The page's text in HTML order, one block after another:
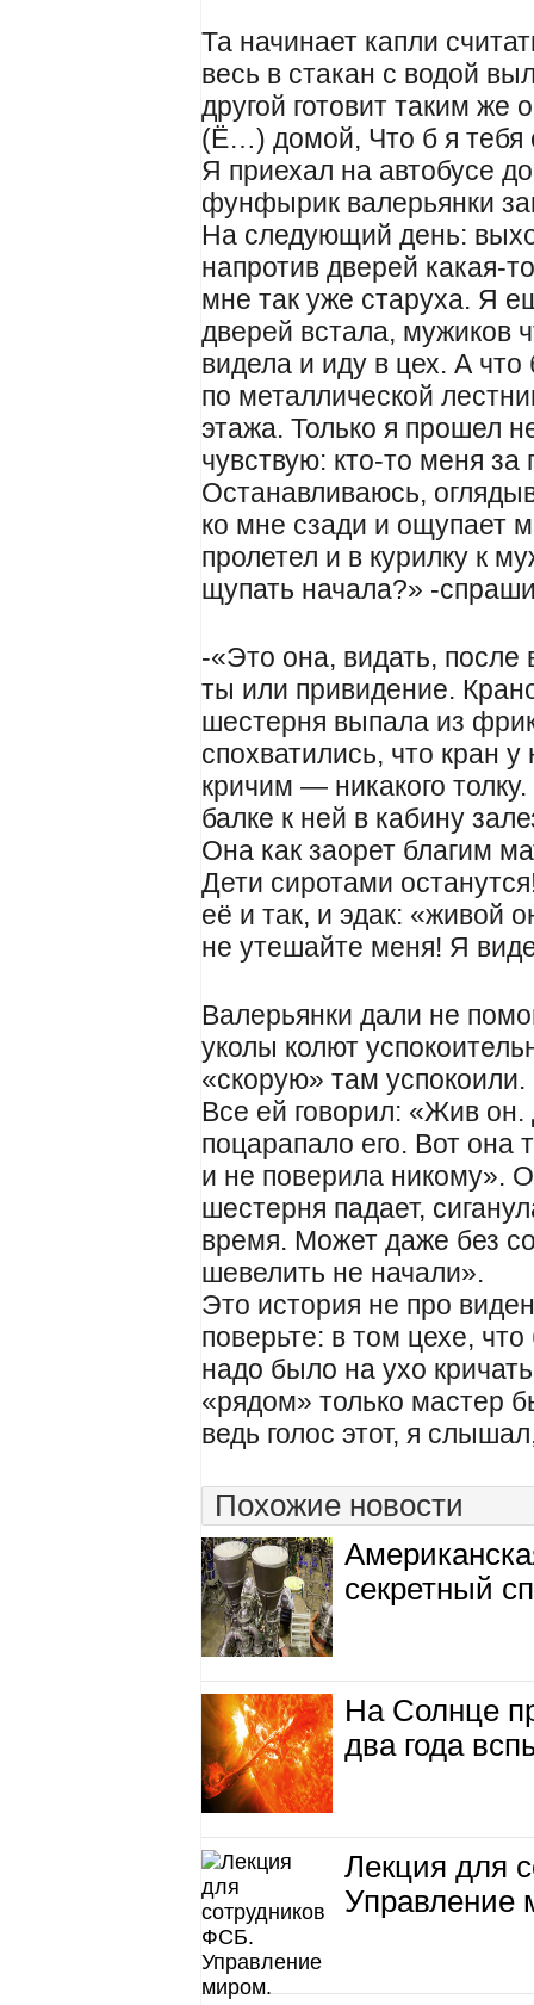
Та начинает капли
весь в стакан с водой
другой готовит таким же
(Ё…) домой, Что б я тебя
Я приехал на автобусе
фунфырик валерьянки
На следующий день:
напротив дверей какая-
мне так уже старуха. Я
дверей встала, мужиков
видела и иду в цех. А
по металлической
этажа. Только я прошел
чувствую: кто-то меня за
Останавливаюсь,
ко мне сзади и ощупает
пролетел и в курилку к
щупать начала?» -
-«Это она, видать, после
ты или привидение.
шестерня выпала из
спохватились, что кран
кричим — никакого
балке к ней в кабину
Она как заорет благим
Дети сиротами
её и так, и эдак: «живой
не утешайте меня! Я
Валерьянки дали не
уколы колют
«скорую» там
Все ей говорил: «Жив
поцарапало его. Вот она
и не поверила никому».
шестерня падает,
время. Может даже без
шевелить не начали».
Это история не про
поверьте: в том цехе,
надо было на ухо
«рядом» только мастер
ведь голос этот, я
Похожие новости
секретный
На Солнце
два года
Лекция для
Управление